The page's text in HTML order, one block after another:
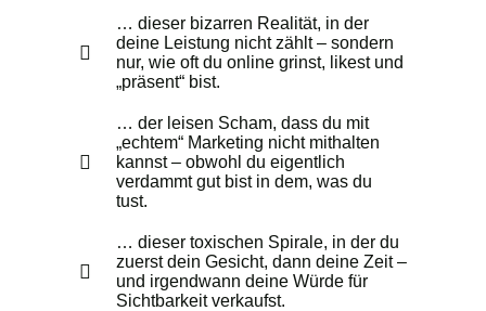
… dieser bizarren Realität, in der
deine Leistung nicht zählt – sondern
nur, wie oft du online grinst, likest und
„präsent“ bist.
… der leisen Scham, dass du mit
„echtem“ Marketing nicht mithalten
kannst – obwohl du eigentlich
verdammt gut bist in dem, was du
tust.
… dieser toxischen Spirale, in der du
zuerst dein Gesicht, dann deine Zeit –
und irgendwann deine Würde für
Sichtbarkeit verkaufst.